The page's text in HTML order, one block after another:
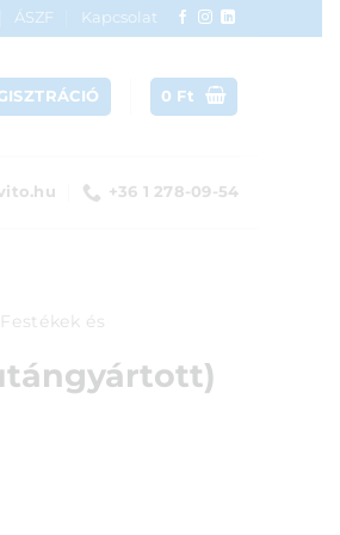
ÁSZF
Kapcsolat
0 Ft
+36 1 278-09-54
Festékek és